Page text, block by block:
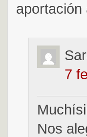
aportación
7
Nos